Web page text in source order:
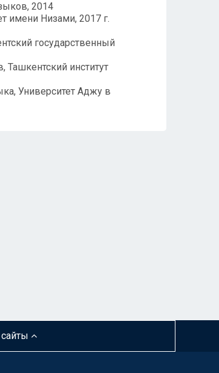
2014
имени Низами, 2017 г.
государственный
институт
Университет Аджу в